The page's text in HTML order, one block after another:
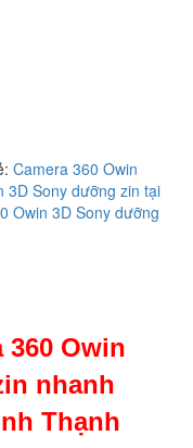
Camera 360 Owin
3D Sony dưỡng zin tại
Owin 3D Sony dưỡng
360 Owin
nhanh
Thạnh